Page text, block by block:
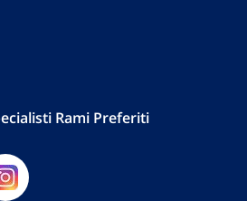
Rami Preferiti